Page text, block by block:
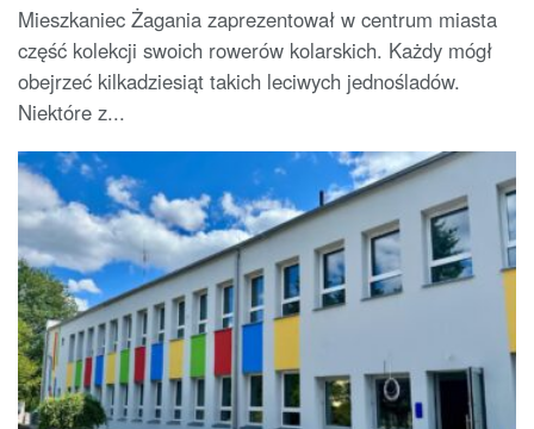
Mieszkaniec Żagania zaprezentował w centrum miasta
część kolekcji swoich rowerów kolarskich. Każdy mógł
obejrzeć kilkadziesiąt takich leciwych jednośladów.
Niektóre z...